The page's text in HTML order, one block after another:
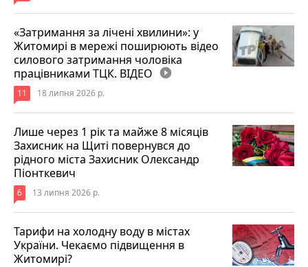
«Затримання за лічені хвилини»: у
Житомирі в мережі поширюють відео
силового затримання чоловіка
працівниками ТЦК. ВІДЕО play_circle_filled
11 18 липня 2026 р.
Лише через 1 рік та майже 8 місяців
Захисник на Щиті повернувся до
рідного міста Захисник Олександр
Піонткевич
6 13 липня 2026 р.
Тарифи на холодну воду в містах
України. Чекаємо підвищення в
Житомирі?